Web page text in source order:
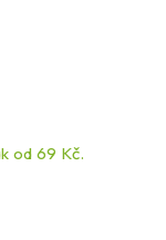
typu mírného,
od 69 Kč.